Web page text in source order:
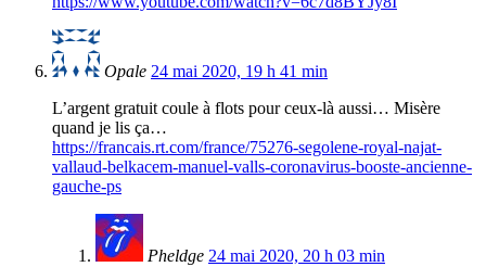
Opale 24 mai 2020, 19 h 41 min
L’argent gratuit coule à flots pour ceux-là aussi… Misère
quand je lis ça…
https://francais.rt.com/france/75276-segolene-royal-najat-
vallaud-belkacem-manuel-valls-coronavirus-booste-ancienne-
gauche-ps
Pheldge 24 mai 2020, 20 h 03 min